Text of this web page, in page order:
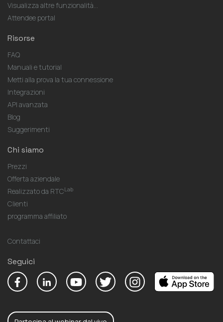
Visualizza altre funzionalità...
Attendee portal
Risorse
FAQ
Manuali e tutorial
Metti alla prova la tua connessione
Integrazioni
API avanzata
Blog
Suggerimenti
Chi siamo
Prezzi
Offerta aziendale
Realizzato da RTCLab
Clienti
programma affiliato
Contattaci
Seguici